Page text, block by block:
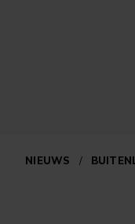
NIEUWS /